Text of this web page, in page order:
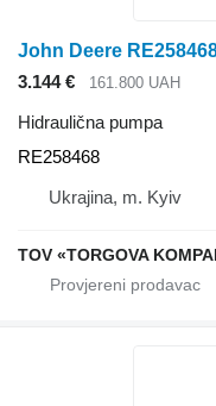
3.144 € 161.800 UAH
Hidraulična pumpa
RE258468
Ukrajina, m. Kyiv
TOV «TORGOVA